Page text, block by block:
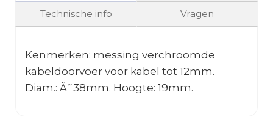
Technische info Vragen
Kenmerken: messing verchroomde
kabeldoorvoer voor kabel tot 12mm.
Diam.: Ã˜38mm. Hoogte: 19mm.